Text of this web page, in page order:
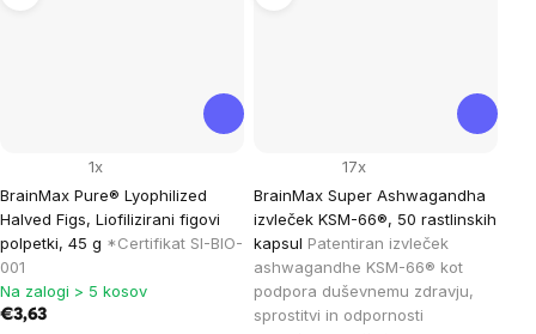
BrainMax Pure® Lyophilized
Halved Figs, Liofilizirani figovi
polpetki, 45 g *Certifikat SI-BIO-
001
1x
Na zalogi > 5 kosov
€3,63
BrainMax Super Ashwagandha
izvleček KSM-66®, 50 rastlinskih
kapsul Patentiran izvleček
ashwagandhe KSM-66® kot
podpora duševnemu zdravju,
sprostitvi in odpornosti
17x